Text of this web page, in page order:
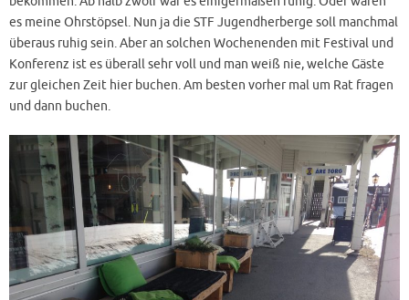
es meine Ohrstöpsel. Nun ja die STF Jugendherberge soll manchmal
überaus ruhig sein. Aber an solchen Wochenenden mit Festival und
Konferenz ist es überall sehr voll und man weiß nie, welche Gäste
zur gleichen Zeit hier buchen. Am besten vorher mal um Rat fragen
und dann buchen.